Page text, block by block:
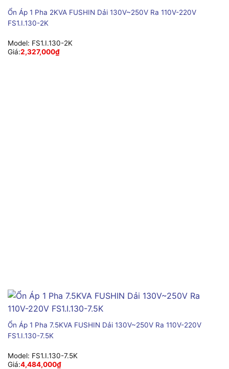
Ổn Áp 1 Pha 2KVA FUSHIN Dải 130V~250V Ra 110V-220V
FS1.I.130-2K
Model: FS1.I.130-2K
Giá:2,327,000₫
Ổn Áp 1 Pha 7.5KVA FUSHIN Dải 130V~250V Ra 110V-220V
FS1.I.130-7.5K
Model: FS1.I.130-7.5K
Giá:4,484,000₫